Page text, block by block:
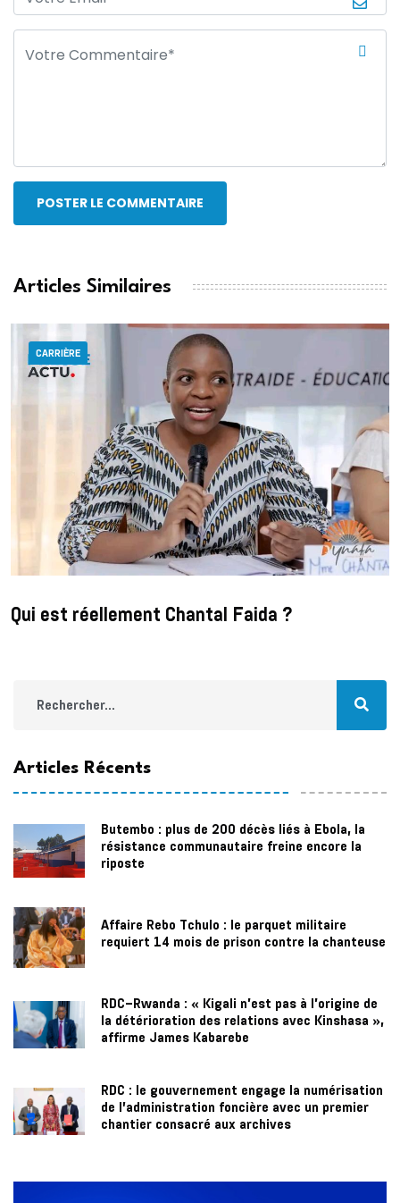
POSTER LE COMMENTAIRE
Articles Similaires
CARRIÈRE
Qui est réellement Chantal Faida ?
Articles Récents
Butembo : plus de 200 décès liés à Ebola, la
résistance communautaire freine encore la
riposte
Affaire Rebo Tchulo : le parquet militaire
requiert 14 mois de prison contre la chanteuse
RDC–Rwanda : « Kigali n'est pas à l'origine de
la détérioration des relations avec Kinshasa »,
affirme James Kabarebe
RDC : le gouvernement engage la numérisation
de l’administration foncière avec un premier
chantier consacré aux archives